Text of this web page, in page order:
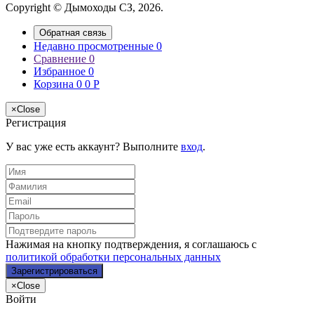
Copyright © Дымоходы СЗ, 2026.
Обратная связь
Недавно просмотренные 0
Сравнение 0
Избранное 0
Корзина 0 0 Р
×Close
Регистрация
У вас уже есть аккаунт? Выполните вход.
Нажимая на кнопку подтверждения, я соглашаюсь с
политикой обработки персональных данных
×Close
Войти